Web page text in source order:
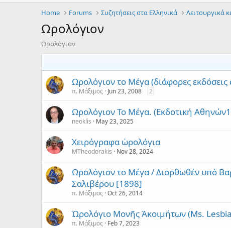
Home
Forums Συζητήσεις στα Ελληνικά Λειτουργικά
Ωρολόγιον
Ωρολόγιον
Ωρολόγιον το Μέγα (διάφορες
π. Μάξιμος Jun 23, 2008 2
Ωρολόγιον Το Μέγα. (Εκδοτική
neoklis May 23, 2025
Χειρόγραφα ὡρολόγια
MTheodorakis Nov 28, 2024
Ωρολόγιον το Μέγα / Διορθωθέν υπό
Σαλιβέρου [1898]
π. Μάξιμος Oct 26, 2014
Ὡρολόγιο Μονῆς Ἀκοιμήτων (Ms.
π. Μάξιμος Feb 7, 2023